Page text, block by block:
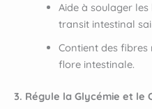
Aide à soulager
transit intestinal
Contient des
flore intestinale.
3. Régule la Glycémie et le